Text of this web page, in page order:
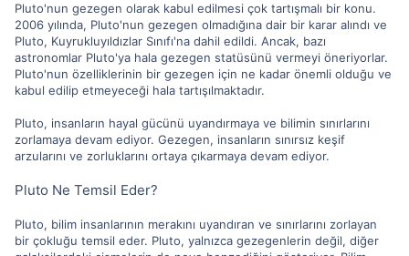
Pluto'nun gezegen olarak kabul edilmesi çok tartışmalı bir konu.
2006 yılında, Pluto'nun gezegen olmadığına dair bir karar alındı ve
Pluto, Kuyrukluyıldızlar Sınıfı'na dahil edildi. Ancak, bazı
astronomlar Pluto'ya hala gezegen statüsünü vermeyi öneriyorlar.
Pluto'nun özelliklerinin bir gezegen için ne kadar önemli olduğu ve
kabul edilip etmeyeceği hala tartışılmaktadır.
Pluto, insanların hayal gücünü uyandırmaya ve bilimin sınırlarını
zorlamaya devam ediyor. Gezegen, insanların sınırsız keşif
arzularını ve zorluklarını ortaya çıkarmaya devam ediyor.
Pluto Ne Temsil Eder?
Pluto, bilim insanlarının merakını uyandıran ve sınırlarını zorlayan
bir çokluğu temsil eder. Pluto, yalnızca gezegenlerin değil, diğer